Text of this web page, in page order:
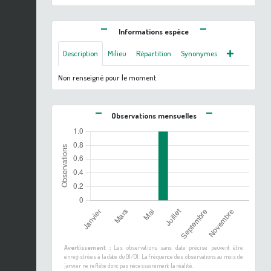
Informations espèce
Description Milieu Répartition Synonymes
Non renseigné pour le moment
Observations mensuelles
Avertissement :Les observations sans date précise peuvent être
enregistrées à la date du 01/01. La fréquence des observations au mois de
janvier ne reflète donc pas nécessairement la réalité.